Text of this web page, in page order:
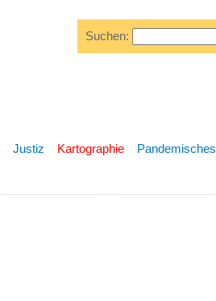
Suchen:
Justiz Kartographie
Pandemisches